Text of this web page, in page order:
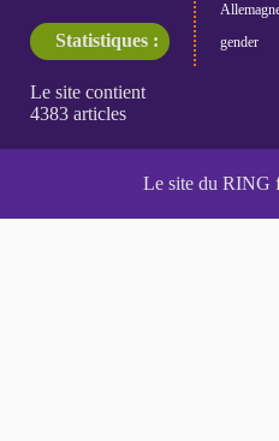
Statistiques :
gender
Le site du RING